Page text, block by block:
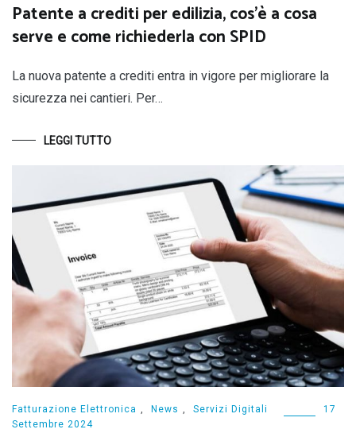
Patente a crediti per edilizia, cos’è a cosa
serve e come richiederla con SPID
La nuova patente a crediti entra in vigore per migliorare la
sicurezza nei cantieri. Per…
LEGGI TUTTO
Fatturazione Elettronica News Servizi Digitali
17
Settembre 2024